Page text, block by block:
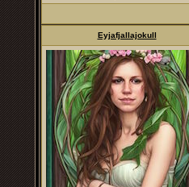
Eyjafjallajokull